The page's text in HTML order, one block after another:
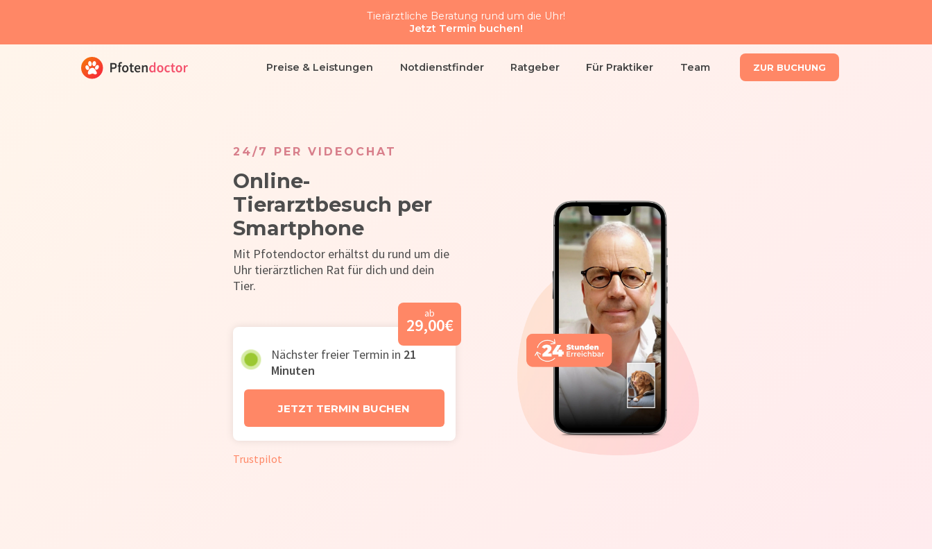
Tierärztliche Beratung rund um die Uhr!
Jetzt Termin buchen!
Preise & Leistungen Notdienstfinder Ratgeber Für Praktiker Team ZUR BUCHUNG
24/7 PER VIDEOCHAT
Online-
Tierarztbesuch per
Smartphone
Mit Pfotendoctor erhältst du rund um die
Uhr tierärztlichen Rat für dich und dein
Tier.
ab
29,00€
Nächster freier Termin in 21
Minuten
JETZT TERMIN BUCHEN
Trustpilot